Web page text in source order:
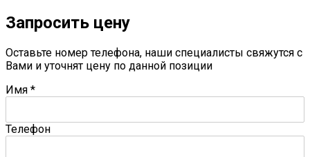
Запросить цену
Оставьте номер телефона, наши специалисты свяжутся с
Вами и уточнят цену по данной позиции
Имя *
Телефон